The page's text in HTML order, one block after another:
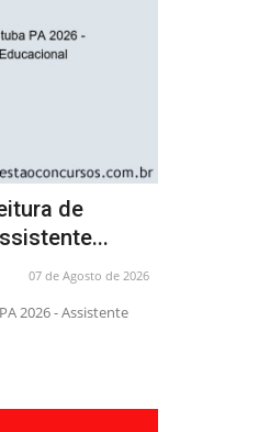
de
07 de Agosto de 2026
2026 - Assistente